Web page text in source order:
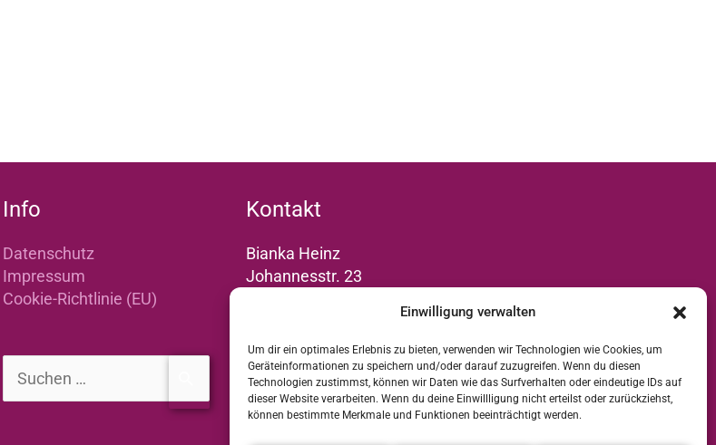
Einwilligung verwalten
Um dir ein optimales Erlebnis zu bieten, verwenden wir Technologien wie Cookies, um
Geräteinformationen zu speichern und/oder darauf zuzugreifen. Wenn du diesen
Technologien zustimmst, können wir Daten wie das Surfverhalten oder eindeutige IDs auf
dieser Website verarbeiten. Wenn du deine Einwillligung nicht erteilst oder zurückziehst,
können bestimmte Merkmale und Funktionen beeinträchtigt werden.
Info
Datenschutz
Impressum
Cookie-Richtlinie (EU)
Suchen
nach:
Kontakt
Bianka Heinz
Johannesstr. 23
info@power-frauen-
bottrop.de